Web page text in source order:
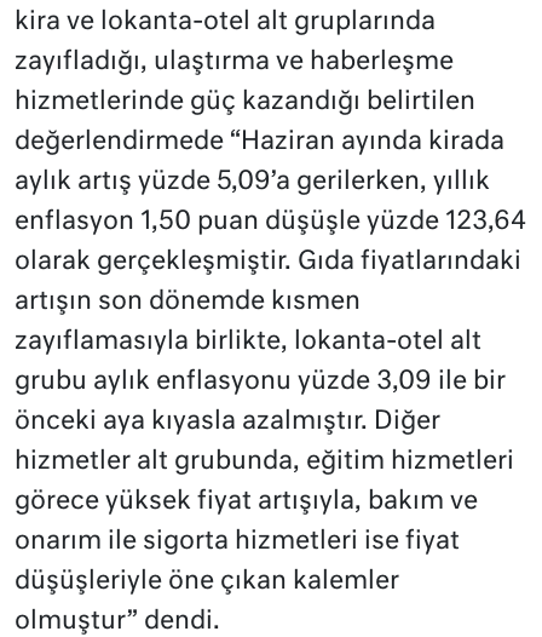
kira ve lokanta-otel alt gruplarında
zayıfladığı, ulaştırma ve haberleşme
hizmetlerinde güç kazandığı belirtilen
değerlendirmede “Haziran ayında kirada
aylık artış yüzde 5,09’a gerilerken, yıllık
enflasyon 1,50 puan düşüşle yüzde 123,64
olarak gerçekleşmiştir. Gıda fiyatlarındaki
artışın son dönemde kısmen
zayıflamasıyla birlikte, lokanta-otel alt
grubu aylık enflasyonu yüzde 3,09 ile bir
önceki aya kıyasla azalmıştır. Diğer
hizmetler alt grubunda, eğitim hizmetleri
görece yüksek fiyat artışıyla, bakım ve
onarım ile sigorta hizmetleri ise fiyat
düşüşleriyle öne çıkan kalemler
olmuştur” dendi.